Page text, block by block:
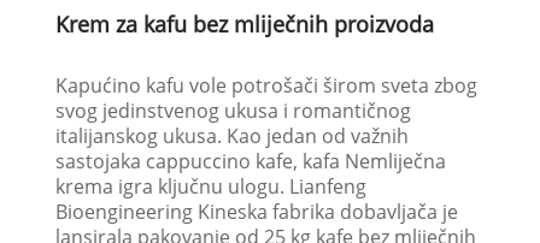
Krem za kafu bez mliječnih proizvoda
Kapućino kafu vole potrošači širom sveta zbog
svog jedinstvenog ukusa i romantičnog
italijanskog ukusa. Kao jedan od važnih
sastojaka cappuccino kafe, kafa Nemliječna
krema igra ključnu ulogu. Lianfeng
Bioengineering Kineska fabrika dobavljača je
lansirala pakovanje od 25 kg kafe bez mliječnih